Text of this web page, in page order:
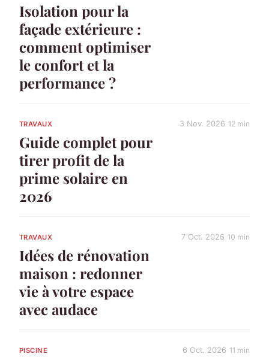
Isolation pour la
façade extérieure :
comment optimiser
le confort et la
performance ?
TRAVAUX
Guide complet pour
tirer profit de la
prime solaire en
2026
3 Nov. 2026 12 min
TRAVAUX
Idées de rénovation
maison : redonner
vie à votre espace
avec audace
7 Oct. 2026 10 min
PISCINE 6 Oct. 2026 11 min